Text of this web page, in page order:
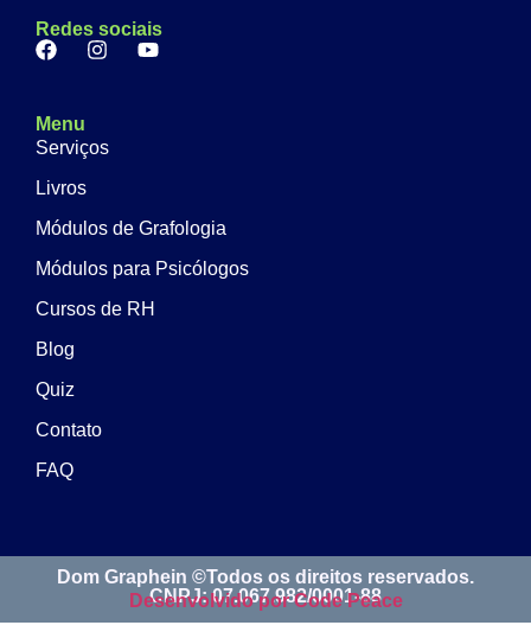
Redes sociais
Menu
Serviços
Livros
Módulos de Grafologia
Módulos para Psicólogos
Cursos de RH
Blog
Quiz
Contato
FAQ
Dom Graphein ©Todos os direitos reservados.
CNPJ: 07.067.982/0001-88
Desenvolvido por Code Peace